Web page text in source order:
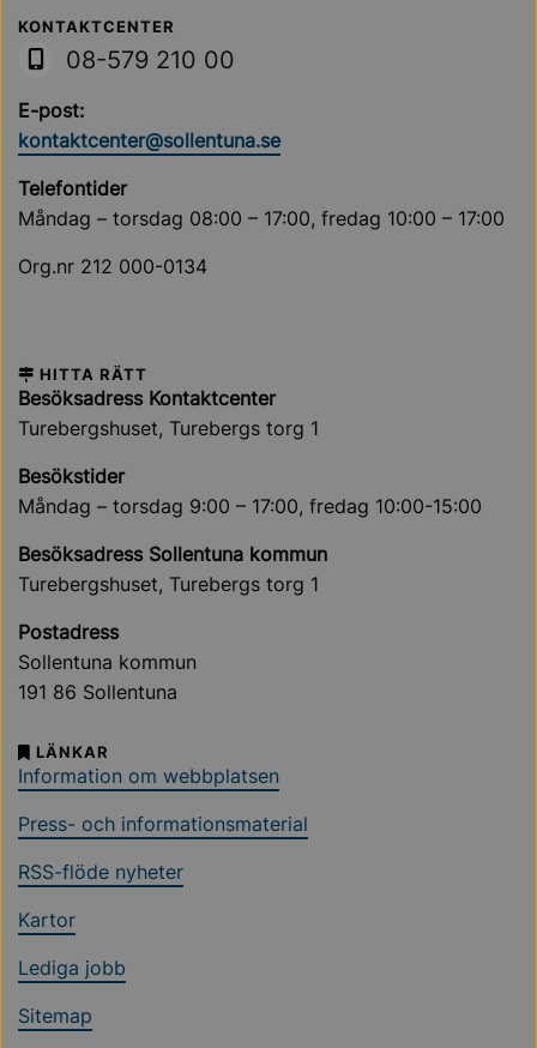
Sollentuna Kommun
KONTAKTCENTER
08-579 210 00
E-post:
kontaktcenter@sollentuna.se
Telefontider
Måndag – torsdag 08:00 – 17:00, fredag 10:00 – 17:00
Org.nr 212 000-0134
HITTA RÄTT
Besöksadress Kontaktcenter
Turebergshuset, Turebergs torg 1
Besökstider
Måndag – torsdag 9:00 – 17:00, fredag 10:00-15:00
Besöksadress Sollentuna kommun
Turebergshuset, Turebergs torg 1
Postadress
Sollentuna kommun
191 86 Sollentuna
LÄNKAR
Information om webbplatsen
Press- och informationsmaterial
RSS-flöde nyheter
Kartor
Lediga jobb
Sitemap